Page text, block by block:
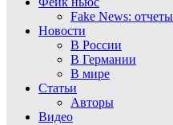
Fake News:
Новости
В России
В Германии
В мире
Статьи
Авторы
Видео